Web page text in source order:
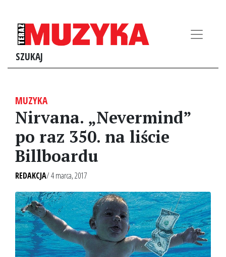
SZUKAJ
MUZYKA
Nirvana. „Nevermind”
po raz 350. na liście
Billboardu
REDAKCJA/ 4 marca, 2017